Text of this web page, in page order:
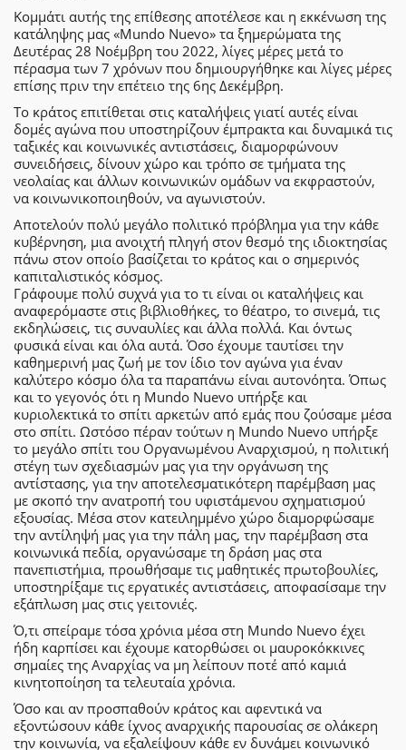
Κομμάτι αυτής της επίθεσης αποτέλεσε και η εκκένωση της
κατάληψης μας «Mundo Nuevo» τα ξημερώματα της
Δευτέρας 28 Νοέμβρη του 2022, λίγες μέρες μετά το
πέρασμα των 7 χρόνων που δημιουργήθηκε και λίγες μέρες
επίσης πριν την επέτειο της 6ης Δεκέμβρη.
Το κράτος επιτίθεται στις καταλήψεις γιατί αυτές είναι
δομές αγώνα που υποστηρίζουν έμπρακτα και δυναμικά τις
ταξικές και κοινωνικές αντιστάσεις, διαμορφώνουν
συνειδήσεις, δίνουν χώρο και τρόπο σε τμήματα της
νεολαίας και άλλων κοινωνικών ομάδων να εκφραστούν,
να κοινωνικοποιηθούν, να αγωνιστούν.
Αποτελούν πολύ μεγάλο πολιτικό πρόβλημα για την κάθε
κυβέρνηση, μια ανοιχτή πληγή στον θεσμό της ιδιοκτησίας
πάνω στον οποίο βασίζεται το κράτος και ο σημερινός
καπιταλιστικός κόσμος.
Γράφουμε πολύ συχνά για το τι είναι οι καταλήψεις και
αναφερόμαστε στις βιβλιοθήκες, το θέατρο, το σινεμά, τις
εκδηλώσεις, τις συναυλίες και άλλα πολλά. Και όντως
φυσικά είναι και όλα αυτά. Όσο έχουμε ταυτίσει την
καθημερινή μας ζωή με τον ίδιο τον αγώνα για έναν
καλύτερο κόσμο όλα τα παραπάνω είναι αυτονόητα. Όπως
και το γεγονός ότι η Mundo Nuevo υπήρξε και
κυριολεκτικά το σπίτι αρκετών από εμάς που ζούσαμε μέσα
στο σπίτι. Ωστόσο πέραν τούτων η Mundo Nuevo υπήρξε
το μεγάλο σπίτι του Οργανωμένου Αναρχισμού, η πολιτική
στέγη των σχεδιασμών μας για την οργάνωση της
αντίστασης, για την αποτελεσματικότερη παρέμβαση μας
με σκοπό την ανατροπή του υφιστάμενου σχηματισμού
εξουσίας. Μέσα στον κατειλημμένο χώρο διαμορφώσαμε
την αντίληψή μας για την πάλη μας, την παρέμβαση στα
κοινωνικά πεδία, οργανώσαμε τη δράση μας στα
πανεπιστήμια, προωθήσαμε τις μαθητικές πρωτοβουλίες,
υποστηρίξαμε τις εργατικές αντιστάσεις, αποφασίσαμε την
εξάπλωση μας στις γειτονιές.
Ό,τι σπείραμε τόσα χρόνια μέσα στη Mundo Nuevo έχει
ήδη καρπίσει και έχουμε κατορθώσει οι μαυροκόκκινες
σημαίες της Αναρχίας να μη λείπουν ποτέ από καμιά
κινητοποίηση τα τελευταία χρόνια.
Όσο και αν προσπαθούν κράτος και αφεντικά να
εξοντώσουν κάθε ίχνος αναρχικής παρουσίας σε ολάκερη
την κοινωνία, να εξαλείψουν κάθε εν δυνάμει κοινωνικό